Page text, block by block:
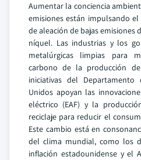
Aumentar la conciencia
emisiones están impulsando
de aleación de bajas emisiones
níquel. Las industrias y los
metalúrgicas limpias para
carbono de la producción
iniciativas del
Unidos apoyan las
eléctrico (EAF) y la
reciclaje para reducir el
Este cambio está en
del clima mundial, como los
inflación estadounidense y el